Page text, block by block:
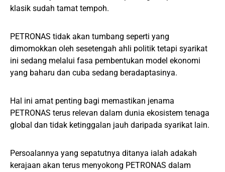
klasik sudah tamat tempoh.
PETRONAS tidak akan tumbang seperti yang
dimomokkan oleh sesetengah ahli politik tetapi syarikat
ini sedang melalui fasa pembentukan model ekonomi
yang baharu dan cuba sedang beradaptasinya.
Hal ini amat penting bagi memastikan jenama
PETRONAS terus relevan dalam dunia ekosistem tenaga
global dan tidak ketinggalan jauh daripada syarikat lain.
Persoalannya yang sepatutnya ditanya ialah adakah
kerajaan akan terus menyokong PETRONAS dalam